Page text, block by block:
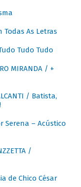
Todas As Letras
Tudo Tudo
MIRANDA / +
/ Batista,
Serena – Acústico
/
de Chico César